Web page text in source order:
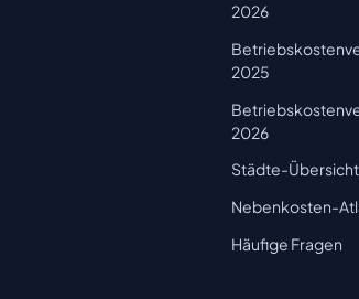
2026
2025
2026
Städte-Übersicht
Nebenkosten-
Häufige Fragen